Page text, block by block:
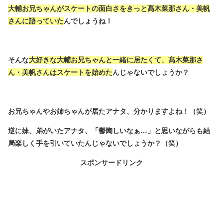
大輔お兄ちゃんがスケートの面白さをきっと髙木菜那さん・美帆
さんに語っていたんでしょうね！
そんな大好きな大輔お兄ちゃんと一緒に居たくて、髙木菜那さ
ん・美帆さんはスケートを始めたんじゃないでしょうか？
お兄ちゃんやお姉ちゃんが居たアナタ、分かりますよね！（笑）
逆に妹、弟がいたアナタ、「鬱陶しいなぁ…」と思いながらも結
局楽しく手を引いていたんじゃないでしょうか？（笑）
スポンサードリンク